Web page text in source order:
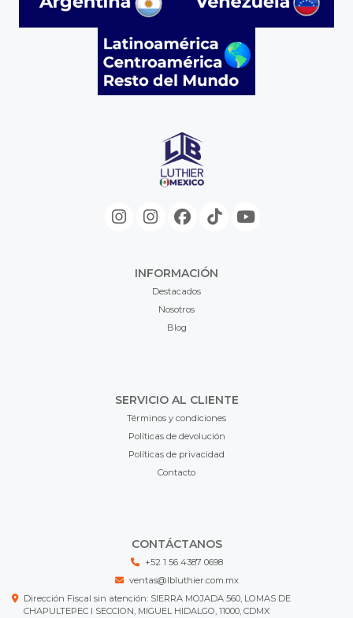
INFORMACIÓN
Destacados
Nosotros
Blog
SERVICIO AL CLIENTE
Términos y condiciones
Políticas de devolución
Políticas de privacidad
Contacto
CONTÁCTANOS
+52 1 56 4387 0698
ventas@lbluthier.com.mx
Dirección Fiscal sin atención: SIERRA MOJADA 560, LOMAS DE
CHAPULTEPEC I SECCION, MIGUEL HIDALGO, 11000, CDMX